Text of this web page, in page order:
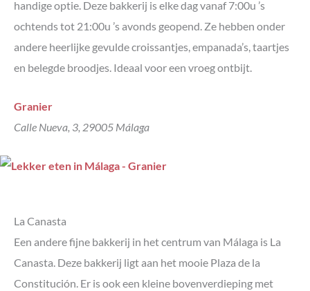
handige optie. Deze bakkerij is elke dag vanaf 7:00u ’s
ochtends tot 21:00u ’s avonds geopend. Ze hebben onder
andere heerlijke gevulde croissantjes, empanada’s, taartjes
en belegde broodjes. Ideaal voor een vroeg ontbijt.
Granier
Calle Nueva, 3, 29005 Málaga
La Canasta
Een andere fijne bakkerij in het centrum van Málaga is La
Canasta. Deze bakkerij ligt aan het mooie Plaza de la
Constitución. Er is ook een kleine bovenverdieping met